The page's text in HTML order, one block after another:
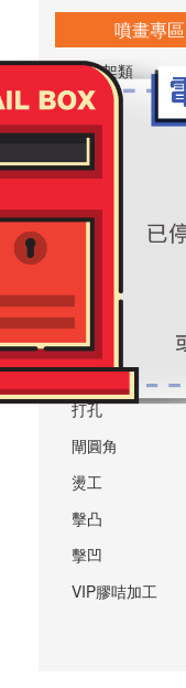
噴畫專區
易拉架類
展板類
海報類
帆布類
貼紙類
其他專區
針線
壓線
打孔
閘圓角
燙工
擊凸
擊凹
VIP膠咭加工